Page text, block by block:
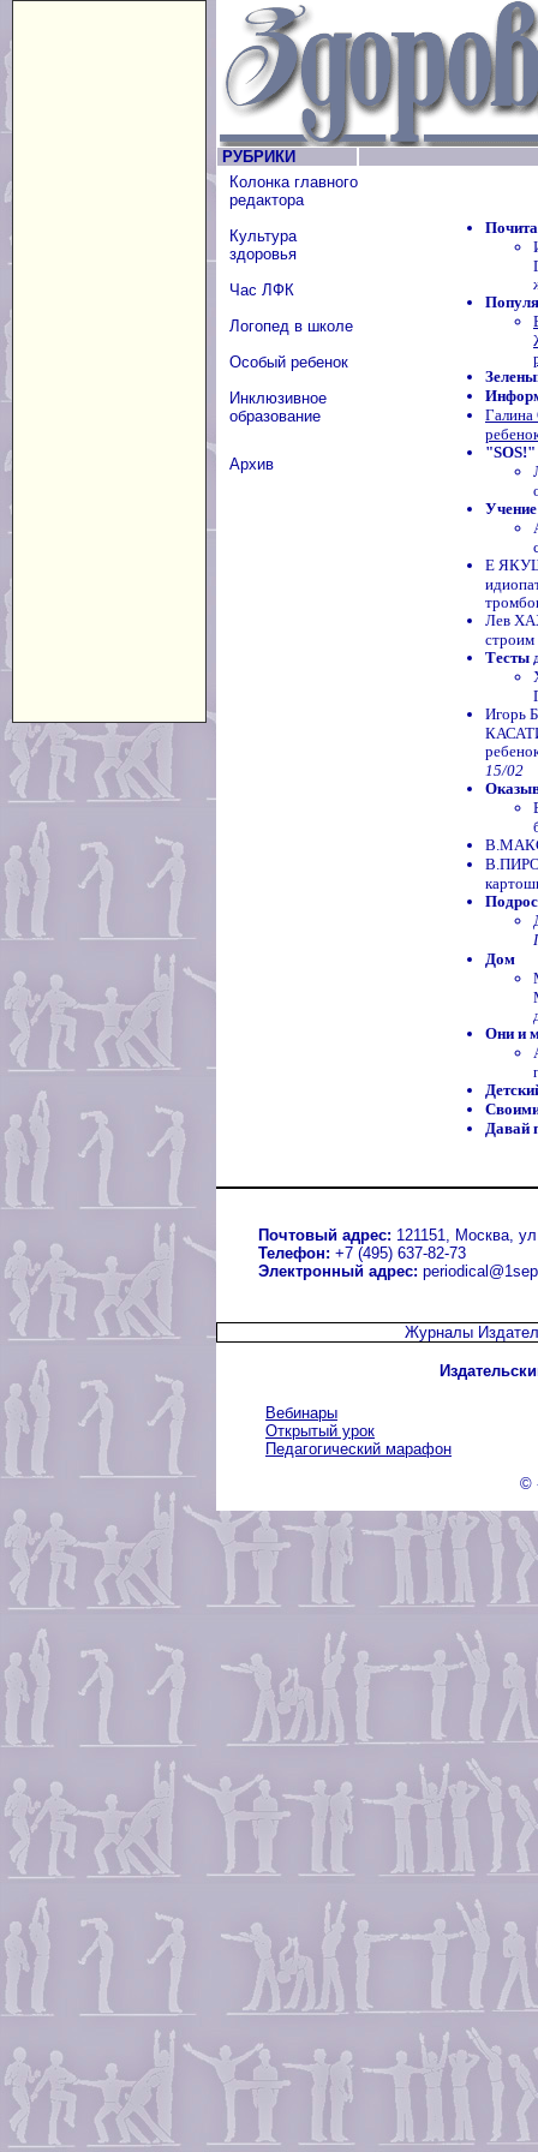
РУБРИКИ
Колонка главного
редактора
Культура
здоровья
Час ЛФК
Логопед в школе
Особый ребенок
Инклюзивное
образование
Архив
"SOS!"
Учение
Е
Лев
Тесты
Игорь
15/02
Дом
Они и
Давай
Почтовый адрес: 121151, Москва,
Телефон: +7 (495) 637-82-73
Электронный адрес:
Журналы
Вебинары
Открытый урок
Педагогический марафон
©